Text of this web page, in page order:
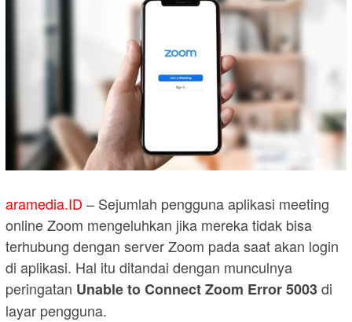
aramedia.ID – Sejumlah pengguna aplikasi meeting
online Zoom mengeluhkan jika mereka tidak bisa
terhubung dengan server Zoom pada saat akan login
di aplikasi. Hal itu ditandai dengan munculnya
peringatan Unable to Connect Zoom Error 5003di
layar pengguna.